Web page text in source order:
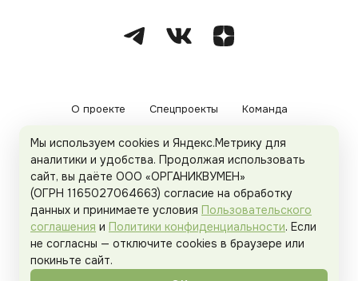
О проекте Спецпроекты Команда
Рекламодателям Политика конфиденциальности
Пользовательское соглашение
Organicwoman.ru . Все права защищены.
Мы используем cookies и Яндекс.Метрику для
аналитики и удобства. Продолжая использовать
сайт, вы даёте ООО «ОРГАНИКВУМЕН»
(ОГРН 1165027064663) согласие на обработку
данных и принимаете условия Пользовательского
соглашения и Политики конфиденциальности. Если
не согласны — отключите cookies в браузере или
покиньте сайт.